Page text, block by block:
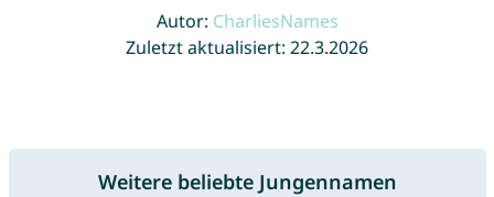
Autor: CharliesNames
Zuletzt aktualisiert: 22.3.2026
Weitere beliebte Jungennamen